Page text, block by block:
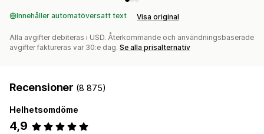
Innehåller automatöversatt text Visa original
Alla avgifter debiteras i USD. Återkommande och användningsbaserade
avgifter faktureras var 30:e dag. Se alla prisalternativ
Recensioner (8 875)
Helhetsomdöme
4,9